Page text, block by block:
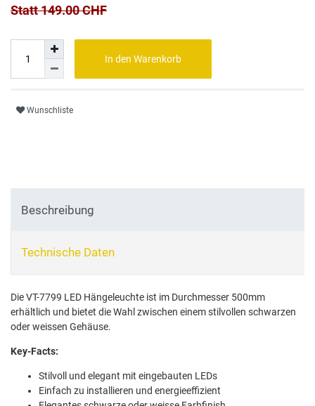
Statt 149.00 CHF
In den Warenkorb
Wunschliste
Beschreibung
Technische Daten
Die VT-7799 LED Hängeleuchte ist im Durchmesser 500mm
erhältlich und bietet die Wahl zwischen einem stilvollen schwarzen
oder weissen Gehäuse.
Key-Facts:
Stilvoll und elegant mit eingebauten LEDs
Einfach zu installieren und energieeffizient